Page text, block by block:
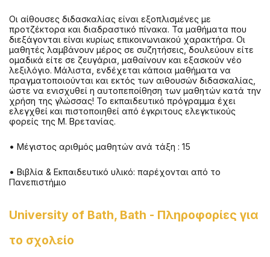
Οι αίθουσες διδασκαλίας είναι εξοπλισμένες με
προτζέκτορα και διαδραστικό πίνακα. Τα μαθήματα που
διεξάγονται είναι κυρίως επικοινωνιακού χαρακτήρα. Οι
μαθητές λαμβάνουν μέρος σε συζητήσεις, δουλεύουν είτε
ομαδικά είτε σε ζευγάρια, μαθαίνουν και εξασκούν νέο
λεξιλόγιο. Μάλιστα, ενδέχεται κάποια μαθήματα να
πραγματοποιούνται και εκτός των αιθουσών διδασκαλίας,
ώστε να ενισχυθεί η αυτοπεποίθηση των μαθητών κατά την
χρήση της γλώσσας! Το εκπαιδευτικό πρόγραμμα έχει
ελεγχθεί και πιστοποιηθεί από έγκριτους ελεγκτικούς
φορείς της Μ. Βρετανίας.
• Μέγιστος αριθμός μαθητών ανά τάξη : 15
• Βιβλία & Εκπαιδευτικό υλικό: παρέχονται από το
Πανεπιστήμιο
University of Bath, Bath - Πληροφορίες για
το σχολείο